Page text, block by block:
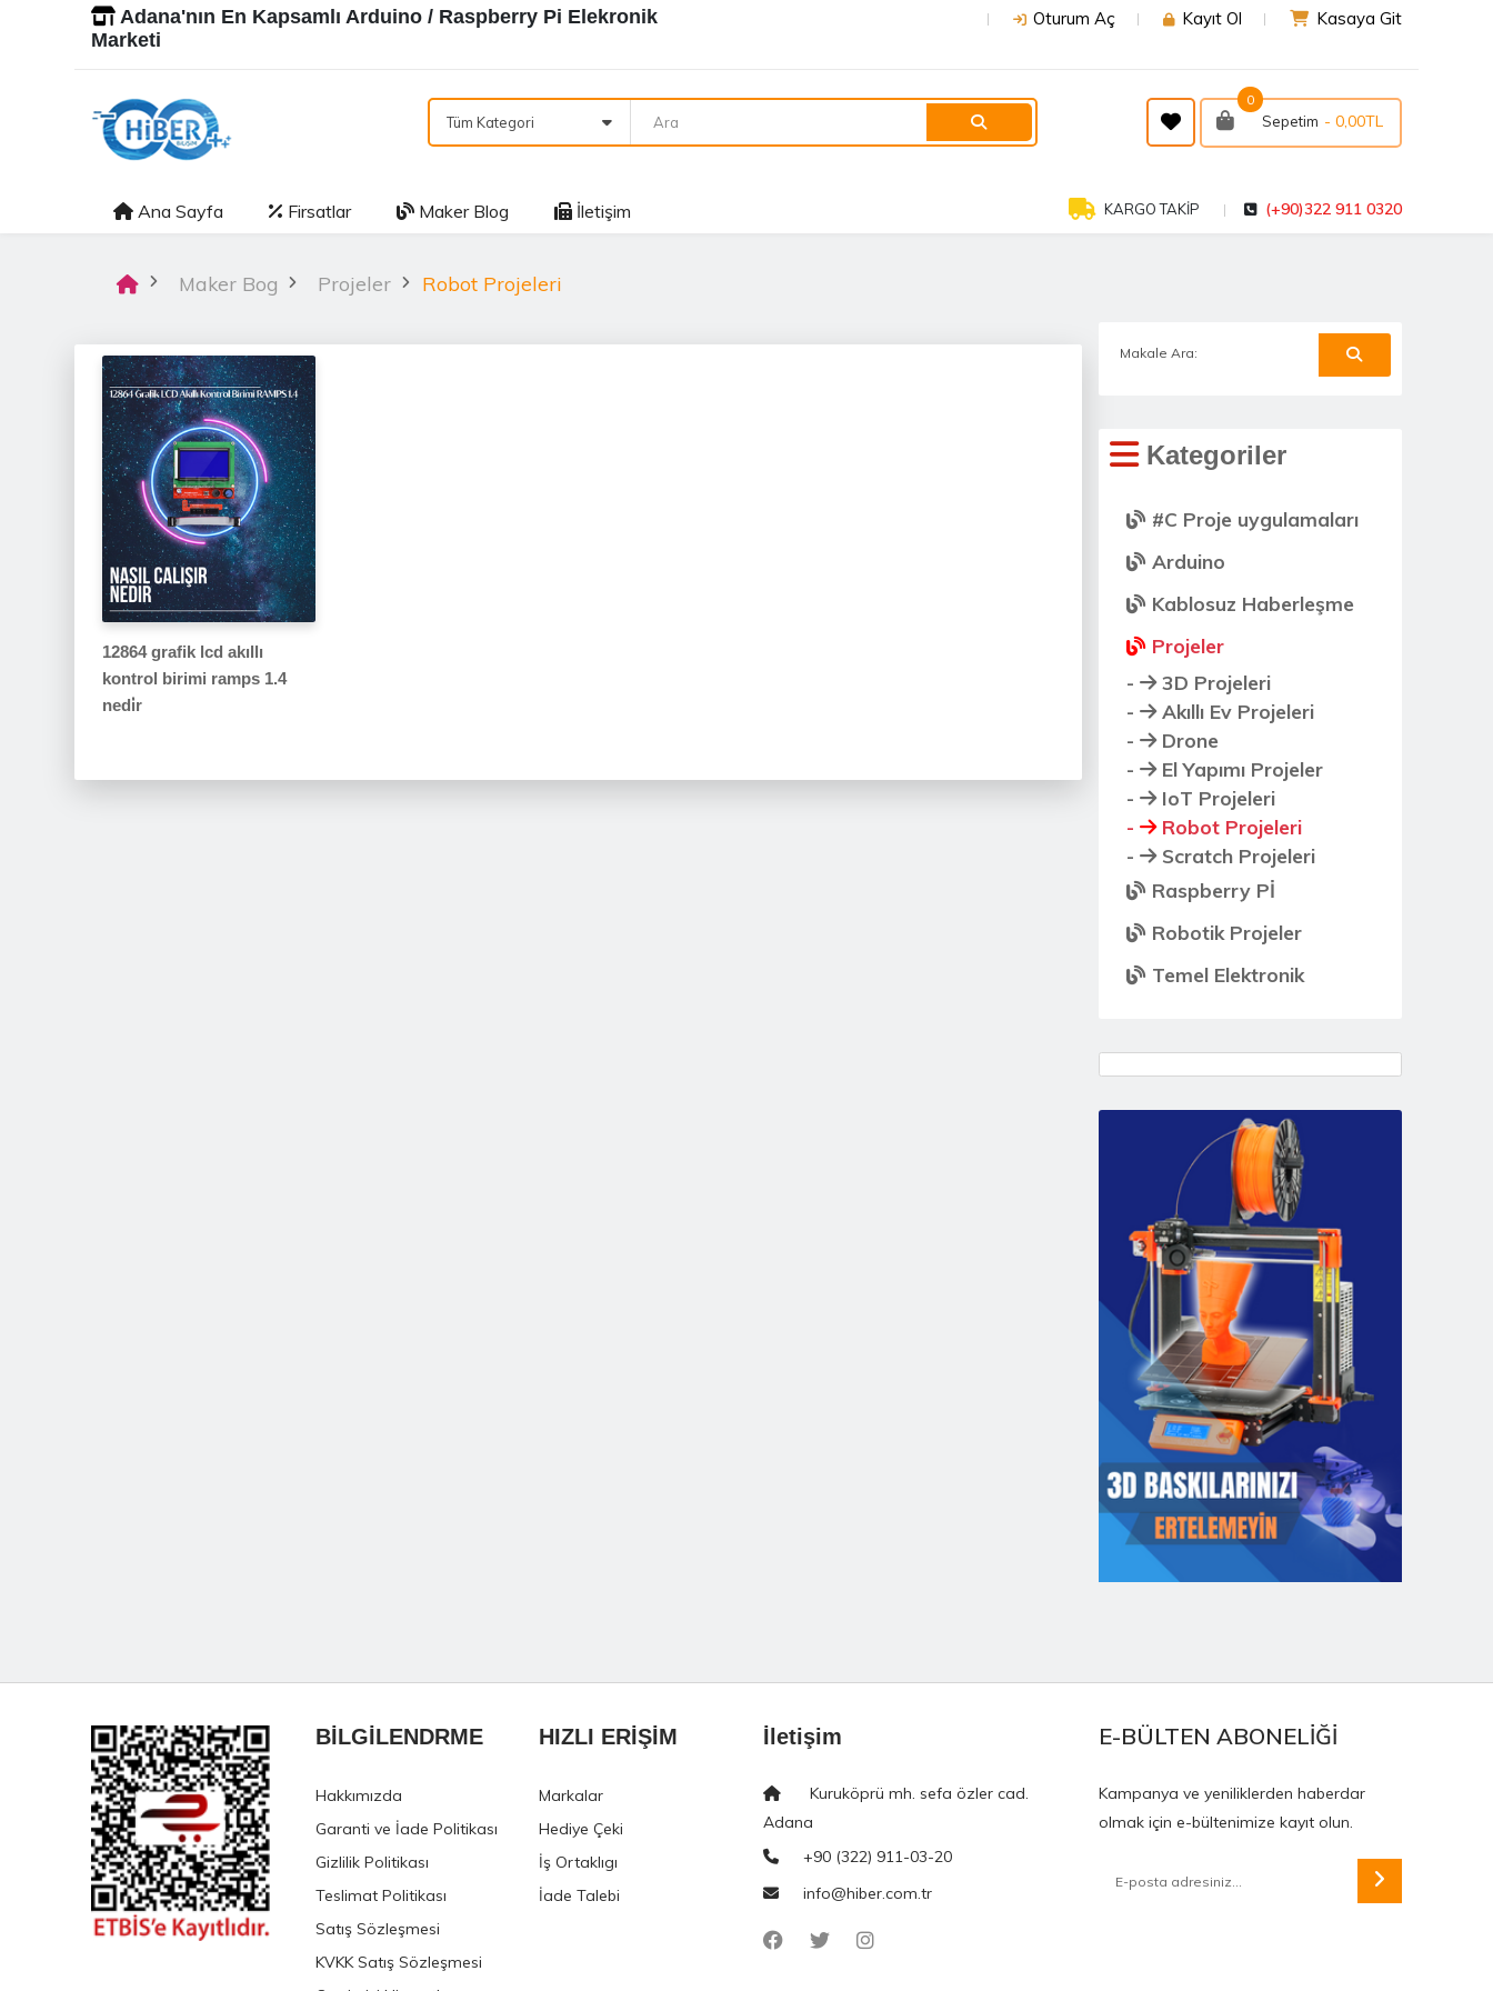
Adana'nın En Kapsamlı Arduino / Raspberry Pi Elekronik
Marketi
Oturum Aç Kayıt Ol Kasaya Git
Tüm Kategori Sepetim
0
- 0,00TL
Ana Sayfa Firsatlar Maker Blog İletişim KARGO TAKİP (+90)322 911 0320
Maker Bog Projeler Robot Projeleri
12864 grafik lcd akıllı
kontrol birimi ramps 1.4
nedi̇r
Kategoriler
#C Proje uygulamaları
Arduino
Kablosuz Haberleşme
Projeler
-
3D Projeleri
-
Akıllı Ev Projeleri
-
Drone
-
El Yapımı Projeler
-
IoT Projeleri
-
Robot Projeleri
-
Scratch Projeleri
Raspberry Pİ
Robotik Projeler
Temel Elektronik
BİLGİLENDRME
Hakkımızda
Garanti ve İade Politikası
Gizlilik Politikası
Teslimat Politikası
Satış Sözleşmesi
KVKK Satış Sözleşmesi
HIZLI ERİŞİM
Markalar
Hediye Çeki
İş Ortaklıgı
İade Talebi
İletişim
Kuruköprü mh. sefa özler cad.
Adana
+90 (322) 911-03-20
info@hiber.com.tr
E-BÜLTEN ABONELİĞİ
Kampanya ve yeniliklerden haberdar
olmak için e-bültenimize kayıt olun.